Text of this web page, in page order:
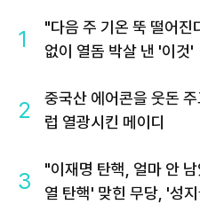
1
"다음 주 기온 뚝 떨어진
없이 열돔 박살 낸 '이것'
2
중국산 에어콘을 웃돈
럽 열광시킨 메이디
3
"이재명 탄핵, 얼마 안
열 탄핵' 맞힌 무당, '성